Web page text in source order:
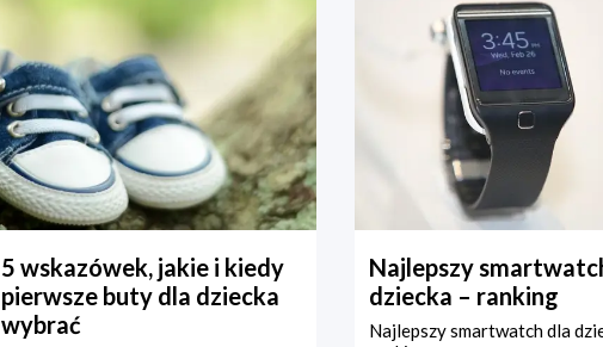
5 wskazówek, jakie i kiedy
pierwsze buty dla dziecka
wybrać
Najlepszy
dziecka – ranking
Najlepszy smartwatch dla